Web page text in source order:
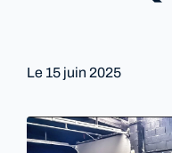
Le 15 juin 2025